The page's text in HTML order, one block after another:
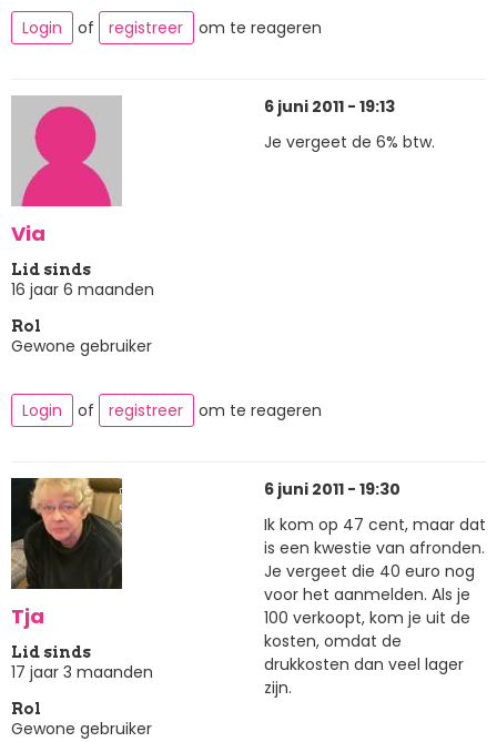
Login
of registreer om te reageren
Via
Lid sinds
16 jaar 6 maanden
Rol
Gewone gebruiker
6 juni 2011 - 19:13
Je vergeet de 6% btw.
Login of registreer om te reageren
Tja
Lid sinds
17 jaar 3 maanden
Rol
Gewone gebruiker
6 juni 2011 - 19:30
Ik kom op 47 cent, maar dat
is een kwestie van afronden.
Je vergeet die 40 euro nog
voor het aanmelden. Als je
100 verkoopt, kom je uit de
kosten, omdat de
drukkosten dan veel lager
zijn.